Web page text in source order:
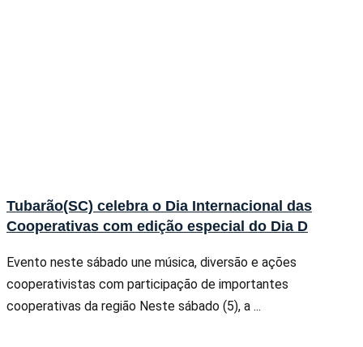
Tubarão(SC) celebra o Dia Internacional das
Cooperativas com edição especial do Dia D
Evento neste sábado une música, diversão e ações
cooperativistas com participação de importantes
cooperativas da região Neste sábado (5), a ...